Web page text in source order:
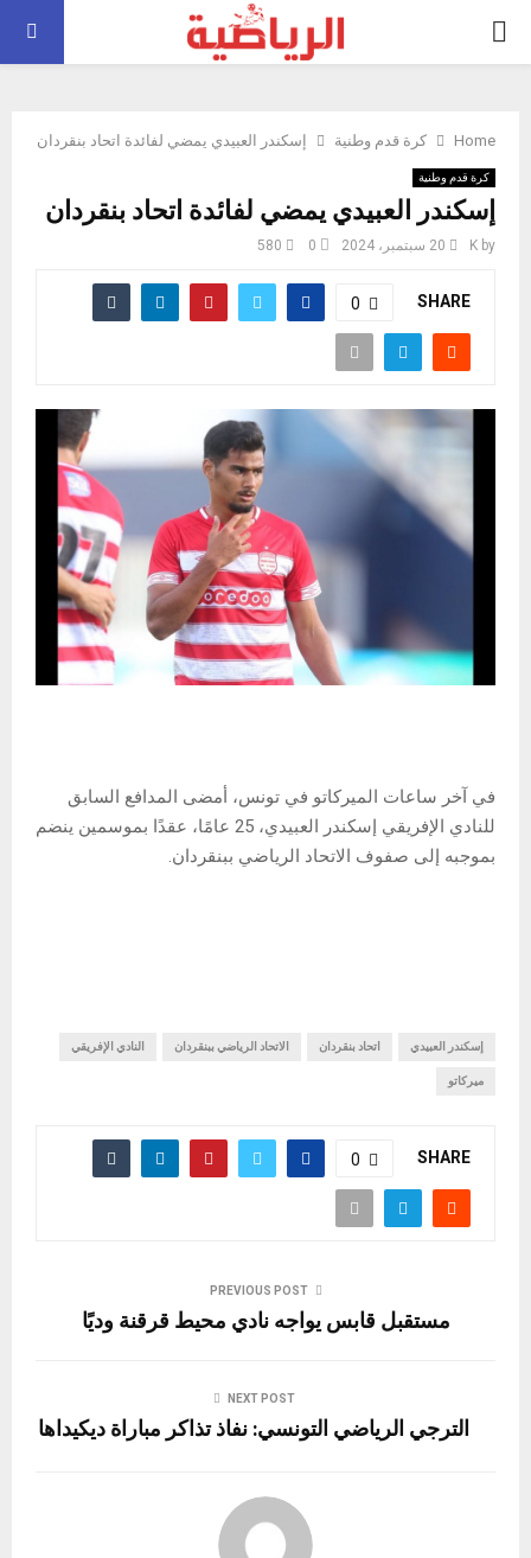
PRIMARY
Home كرة قدم وطنية إسكندر العبيدي يمضي لفائدة اتحاد بنقردان
كرة قدم وطنية
إسكندر العبيدي يمضي لفائدة اتحاد بنقردان
by
K 20 سبتمبر، 2024 0
580
SHARE
0
في آخر ساعات الميركاتو في تونس، أمضى المدافع السابق
للنادي الإفريقي إسكندر العبيدي، 25 عامًا، عقدًا بموسمين ينضم
بموجبه إلى صفوف الاتحاد الرياضي ببنقردان.
إسكندر العبيدي اتحاد بنقردان الاتحاد الرياضي ببنقردان النادي الإفريقي
ميركاتو
SHARE
0
PREVIOUS POST
مستقبل قابس يواجه نادي محيط قرقنة وديًا
NEXT POST
الترجي الرياضي التونسي: نفاذ تذاكر مباراة ديكيداها